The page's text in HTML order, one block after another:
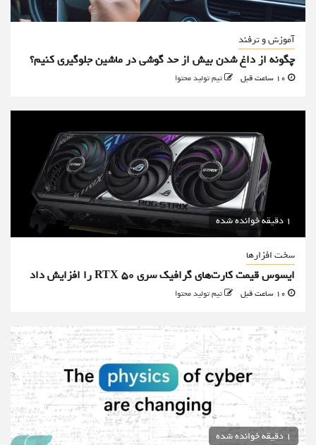
آموزش و ترفند
چگونه از داغ شدن بیش از حد گوشی در ماشین جلوگیری کنیم؟
تیم تولید محتوا
1 دقیقه خوانده شده
سخت افزارها
ایسوس قیمت کارت‌های گرافیک سری RTX 50 را افزایش داد
تیم تولید محتوا
1 دقیقه خوانده شده